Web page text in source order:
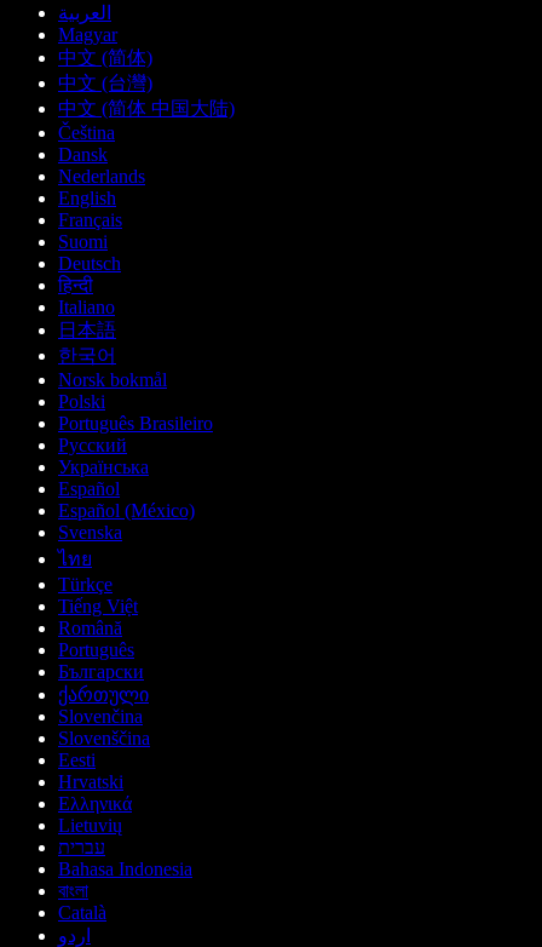
العربية
Magyar
中文 (简体)
中文 (台灣)
中文 (简体 中国大陆)
Čeština
Dansk
Nederlands
English
Français
Suomi
Deutsch
हिन्दी
Italiano
日本語
한국어
Norsk bokmål
Polski
Português Brasileiro
Русский
Українська
Español
Español (México)
Svenska
ไทย
Türkçe
Tiếng Việt
Română
Português
Български
ქართული
Slovenčina
Slovenščina
Eesti
Hrvatski
Ελληνικά
Lietuvių
עברית
Bahasa Indonesia
বাংলা
Català
اردو